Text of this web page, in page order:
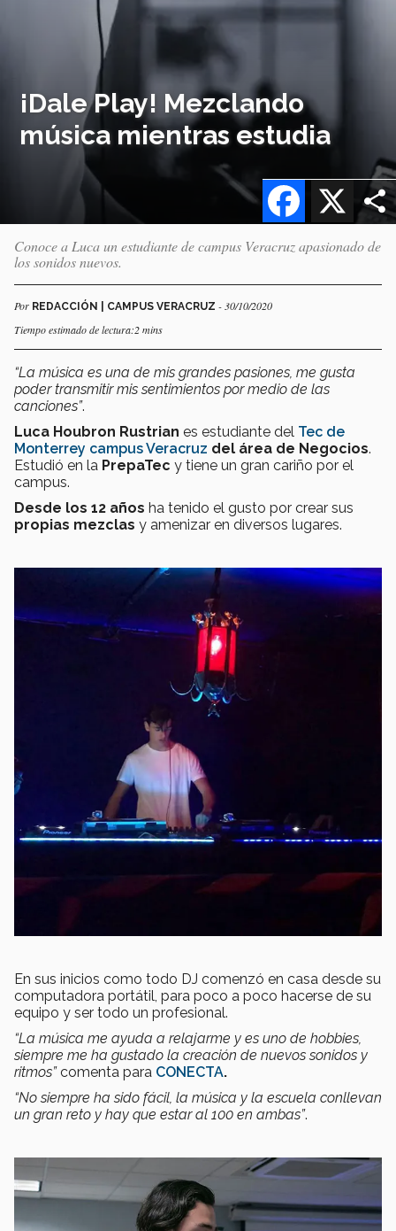
¡Dale Play! Mezclando
música mientras estudia
X
Facebook
Conoce a Luca un estudiante de campus Veracruz apasionado de
los sonidos nuevos.
Por REDACCIÓN | CAMPUS VERACRUZ - 30/10/2020
Tiempo estimado de lectura:2 mins
“La música es una de mis grandes pasiones, me gusta
poder transmitir mis sentimientos por medio de las
canciones”.
Luca Houbron Rustrian es estudiante del Tec de
Monterrey campus Veracruz del área de Negocios.
Estudió en la PrepaTec y tiene un gran cariño por el
campus.
Desde los 12 años ha tenido el gusto por crear sus
propias mezclas y amenizar en diversos lugares.
En sus inicios como todo DJ comenzó en casa desde su
computadora portátil, para poco a poco hacerse de su
equipo y ser todo un profesional.
“La música me ayuda a relajarme y es uno de hobbies,
siempre me ha gustado la creación de nuevos sonidos y
ritmos”comenta para CONECTA.
“No siempre ha sido fácil, la música y la escuela conllevan
un gran reto y hay que estar al 100 en ambas”.